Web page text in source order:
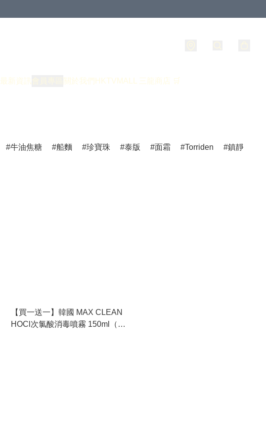
最新資訊 關於我們 HKTVMALL 三龍商店 🛒
牛油焦糖 船麵 珍寶珠 泰版 面霜 Torriden 鎮靜
【買一送一】韓國 MAX CLEAN
HOCl次氯酸消毒噴霧 150ml（便